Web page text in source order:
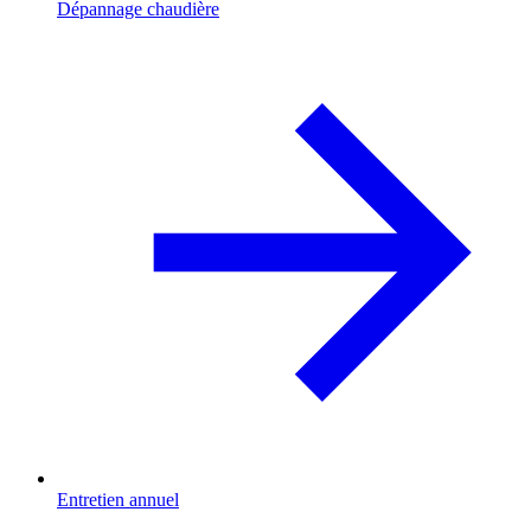
Dépannage chaudière
Entretien annuel